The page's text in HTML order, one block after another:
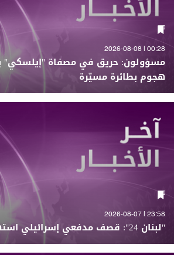
00:28 | 2026-08-08
مسؤولون: حريق في مصفاة "إيلسكي"
هجوم بطائرة مسيّرة
23:58 | 2026-08-07
"لبنان 24": قصف مدفعي إسرائيلي استهدف علي الطاهر